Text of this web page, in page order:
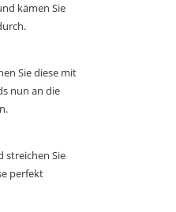
kämen Sie
Sie diese mit
nun an die
streichen Sie
perfekt